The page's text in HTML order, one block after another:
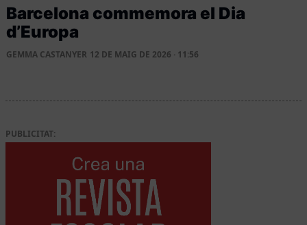
Barcelona commemora el Dia
d’Europa
GEMMA CASTANYER 12 DE MAIG DE 2026 · 11:56
PUBLICITAT: